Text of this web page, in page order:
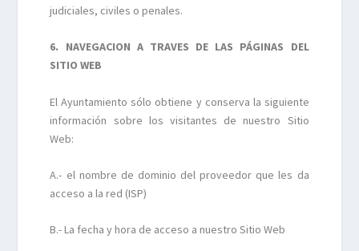
judiciales, civiles o penales.
6. NAVEGACION A TRAVES DE LAS PÁGINAS DEL
SITIO WEB
El Ayuntamiento sólo obtiene y conserva la siguiente
información sobre los visitantes de nuestro Sitio
Web:
A.- el nombre de dominio del proveedor que les da
acceso a la red (ISP)
B.- La fecha y hora de acceso a nuestro Sitio Web